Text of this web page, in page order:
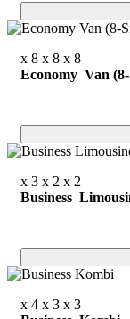
x 8 x 8 x 8
Economy Van
x 3 x 2 x 2
Business
x 4 x 3 x 3